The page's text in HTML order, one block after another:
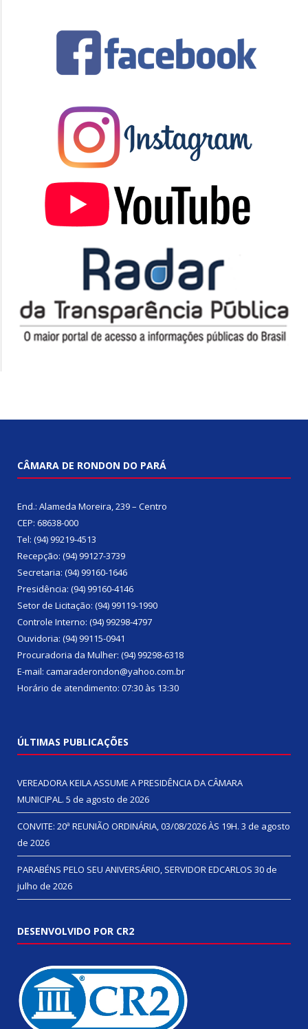
CÂMARA DE RONDON DO PARÁ
End.: Alameda Moreira, 239 – Centro
CEP: 68638-000
Tel: (94) 99219-4513
Recepção: (94) 99127-3739
Secretaria: (94) 99160-1646
Presidência: (94) 99160-4146
Setor de Licitação: (94) 99119-1990
Controle Interno: (94) 99298-4797
Ouvidoria: (94) 99115-0941
Procuradoria da Mulher: (94) 99298-6318
E-mail: camaraderondon@yahoo.com.br
Horário de atendimento: 07:30 às 13:30
ÚLTIMAS PUBLICAÇÕES
VEREADORA KEILA ASSUME A PRESIDÊNCIA DA CÂMARA
MUNICIPAL. 5 de agosto de 2026
CONVITE: 20ª REUNIÃO ORDINÁRIA, 03/08/2026 ÀS 19H. 3 de agosto
de 2026
PARABÉNS PELO SEU ANIVERSÁRIO, SERVIDOR EDCARLOS 30 de
julho de 2026
DESENVOLVIDO POR CR2